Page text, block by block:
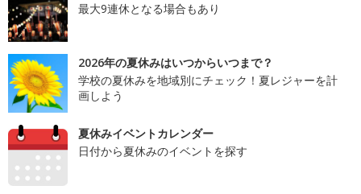
最大9連休となる場合もあり
2026年の夏休みはいつからいつまで？
学校の夏休みを地域別にチェック！夏レジャーを計
画しよう
夏休みイベントカレンダー
日付から夏休みのイベントを探す